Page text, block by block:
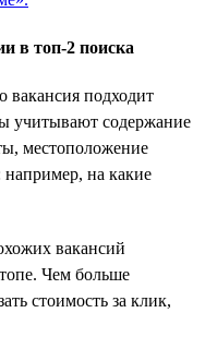
в топ-2 поиска
вакансия подходит
учитывают содержание
местоположение
например, на какие
вакансий
Чем больше
стоимость за клик,